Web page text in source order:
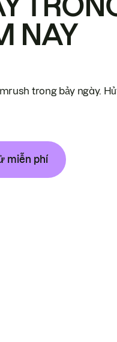
NAY
trong bảy ngày.
miễn phí